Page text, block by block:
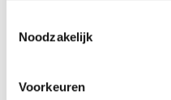
Noodzakelijk
Voorkeuren
BerryWorld Group is